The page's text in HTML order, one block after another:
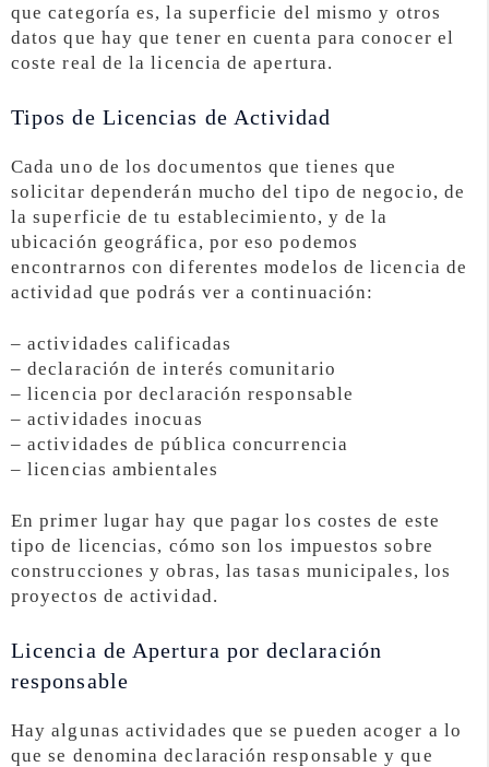
que categoría es, la superficie del mismo y otros
datos que hay que tener en cuenta para conocer el
coste real de la licencia de apertura.
Tipos de Licencias de Actividad
Cada uno de los documentos que tienes que
solicitar dependerán mucho del tipo de negocio, de
la superficie de tu establecimiento, y de la
ubicación geográfica, por eso podemos
encontrarnos con diferentes modelos de licencia de
actividad que podrás ver a continuación:
– actividades calificadas
– declaración de interés comunitario
– licencia por declaración responsable
– actividades inocuas
– actividades de pública concurrencia
– licencias ambientales
En primer lugar hay que pagar los costes de este
tipo de licencias, cómo son los impuestos sobre
construcciones y obras, las tasas municipales, los
proyectos de actividad.
Licencia de Apertura por declaración
responsable
Hay algunas actividades que se pueden acoger a lo
que se denomina declaración responsable y que